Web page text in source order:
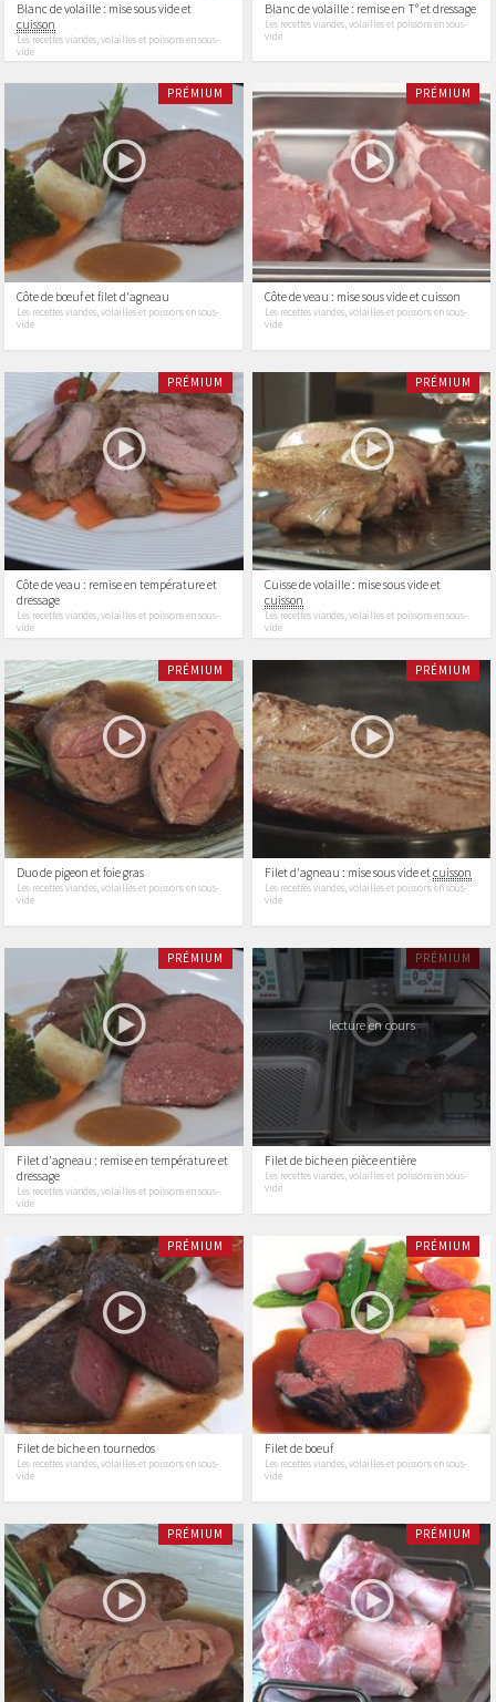
Blanc de volaille : mise sous vide et
cuisson
Les recettes viandes, volailles et poissons en sous-
vide
Blanc de volaille : remise en T° et dressage
Les recettes viandes, volailles et poissons en sous-
vide
PRÉMIUM
Côte de bœuf et filet d'agneau
Les recettes viandes, volailles et poissons en sous-
vide
PRÉMIUM
Côte de veau : mise sous vide et cuisson
Les recettes viandes, volailles et poissons en sous-
vide
PRÉMIUM
Côte de veau : remise en température et
dressage
Les recettes viandes, volailles et poissons en sous-
vide
PRÉMIUM
Cuisse de volaille : mise sous vide et
cuisson
Les recettes viandes, volailles et poissons en sous-
vide
PRÉMIUM
Duo de pigeon et foie gras
Les recettes viandes, volailles et poissons en sous-
vide
PRÉMIUM
Filet d'agneau : mise sous vide etcuisson
Les recettes viandes, volailles et poissons en sous-
vide
PRÉMIUM
Filet d'agneau : remise en température et
dressage
Les recettes viandes, volailles et poissons en sous-
vide
PRÉMIUM
Filet de biche en pièce entière
Les recettes viandes, volailles et poissons en sous-
vide
lecture en cours
PRÉMIUM
Filet de biche en tournedos
Les recettes viandes, volailles et poissons en sous-
vide
PRÉMIUM
Filet de boeuf
Les recettes viandes, volailles et poissons en sous-
vide
PRÉMIUM PRÉMIUM